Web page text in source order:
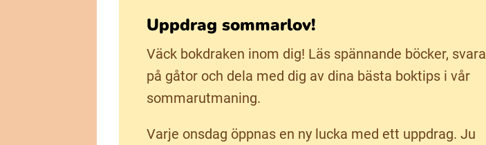
Uppdrag sommarlov!
Väck bokdraken inom dig! Läs spännande böcker, svara
på gåtor och dela med dig av dina bästa boktips i vår
sommarutmaning.
Varje onsdag öppnas en ny lucka med ett uppdrag. Ju